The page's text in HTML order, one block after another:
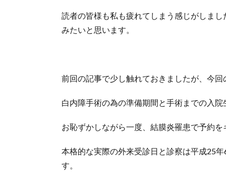
読者の皆様も私も疲れてしまう感じがしま
みたいと思います。
前回の記事で少し触れておきましたが、今
白内障手術の為の準備期間と手術までの入
お恥ずかしながら一度、結膜炎罹患で予約
本格的な実際の外来受診日と診察は平成25
す。